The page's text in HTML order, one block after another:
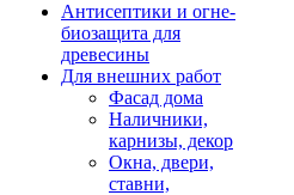
Антисептики и огне-
биозащита для
древесины
Для внешних работ
Фасад дома
Наличники,
карнизы, декор
Окна, двери,
ставни,